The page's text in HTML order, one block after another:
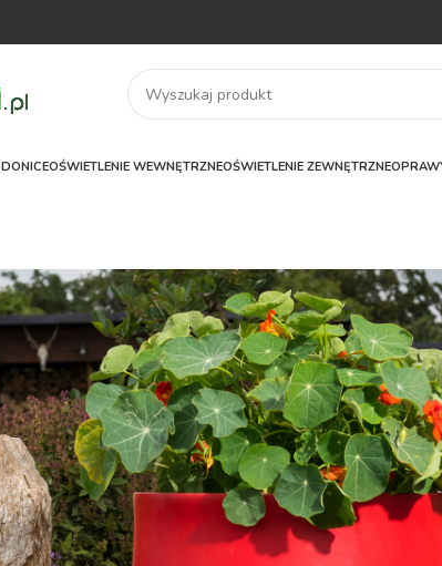
DONICEOŚWIETLENIE WEWNĘTRZNEOŚWIETLENIE ZEWNĘTRZNE